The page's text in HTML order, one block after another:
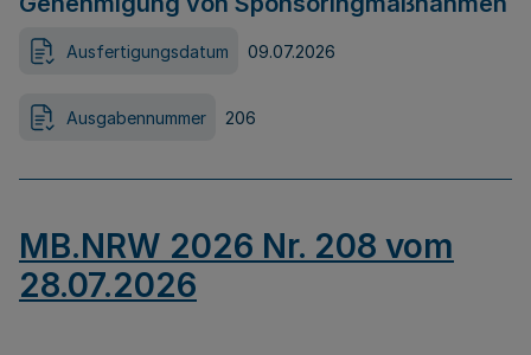
Ausfertigungsdatum 09.07.2026
Ausgabennummer 206
MB.NRW 2026 Nr. 208 vom
28.07.2026